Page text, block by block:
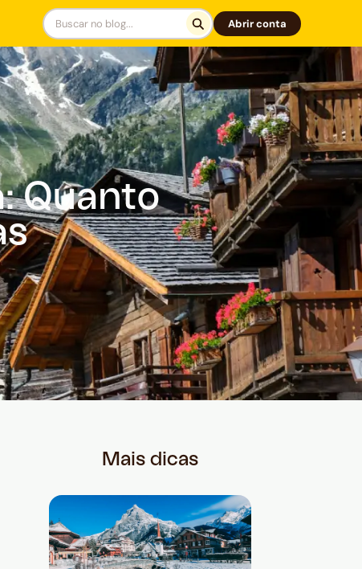
Abrir conta
Quanto
Mais dicas